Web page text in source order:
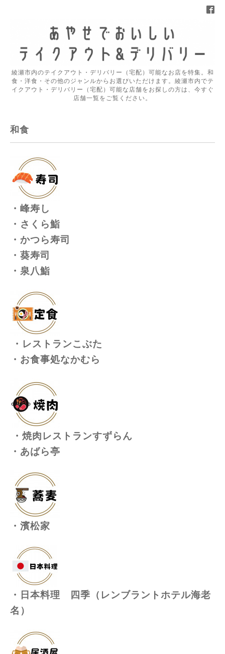
綾瀬市内のテイクアウト・デリバリー（宅配）可能なお店を特集。和
食・洋食・その他のジャンルからお選びいただけます。綾瀬市内でテ
イクアウト・デリバリー（宅配）可能な店舗をお探しの方は、今すぐ
店舗一覧をご覧ください。
和食
・峰寿し
・さくら鮨
・かつら寿司
・葵寿司
・泉八鮨
・レストランこぶた
・お食事処なかむら
・焼肉レストランすずらん
・あばら亭
・濱松家
・日本料理 四季（レンブラントホテル海老
名）